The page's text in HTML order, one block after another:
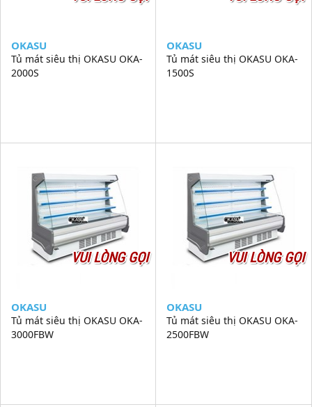
OKASU
Tủ mát siêu thị OKASU OKA-
2000S
OKASU
Tủ mát siêu thị OKASU OKA-
1500S
VUI LÒNG GỌI
OKASU
Tủ mát siêu thị OKASU OKA-
3000FBW
VUI LÒNG GỌI
OKASU
Tủ mát siêu thị OKASU OKA-
2500FBW